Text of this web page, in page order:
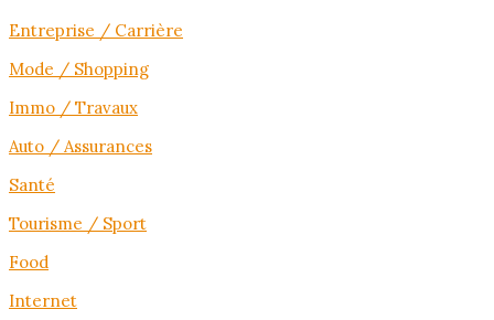
Entreprise / Carrière
Mode / Shopping
Immo / Travaux
Auto / Assurances
Santé
Tourisme / Sport
Food
Internet